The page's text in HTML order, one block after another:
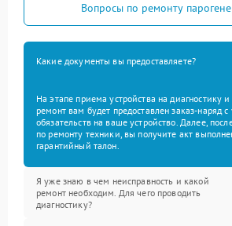
Вопросы по ремонту
Какие документы вы предоставляете?
На этапе приема устройства на диагностику
ремонт вам будет предоставлен заказ-наряд
обязательств на ваше устройство. Далее,
по ремонту техники, вы получите акт
гарантийный талон.
Я уже знаю в чем неисправность и какой
ремонт необходим. Для чего проводить
диагностику?